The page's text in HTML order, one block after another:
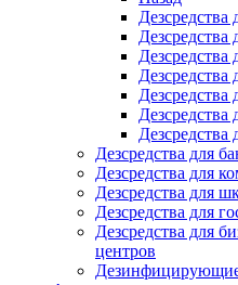
Дезсредства
Дезсредства
Дезсредства
Дезсредства
Дезсредства
Дезсредства
Дезсредства для
Дезсредства для
Дезсредства для
Дезсредства для
Дезсредства для
центров
Дезинфицирующие